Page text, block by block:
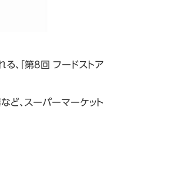
、「第8回 フードストア
ど、スーパーマーケット